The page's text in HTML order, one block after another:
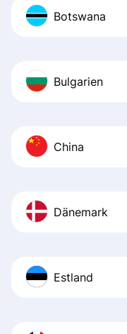
Botswana
Bulgarien
China
Dänemark
Estland